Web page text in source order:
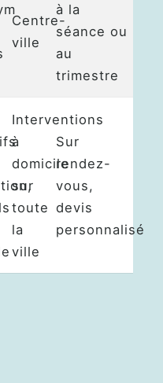
Centre-
ville
à la
séance ou
au
trimestre
Interventions
à
domicile
sur
toute
la
ville
Sur
rendez-
vous,
devis
personnalisé